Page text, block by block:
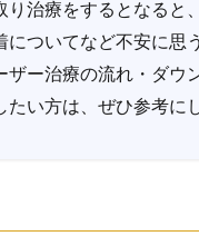
り治療をするとなる
についてなど不安に思
ザー治療の流れ・ダウ
い方は、ぜひ参考に